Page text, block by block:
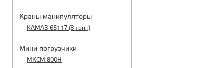
Краны-манипуляторы
КАМАЗ-65117 (8 тонн)
Мини-погрузчики
МКСМ-800H